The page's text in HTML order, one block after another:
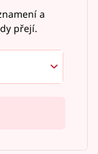
a
přejí.